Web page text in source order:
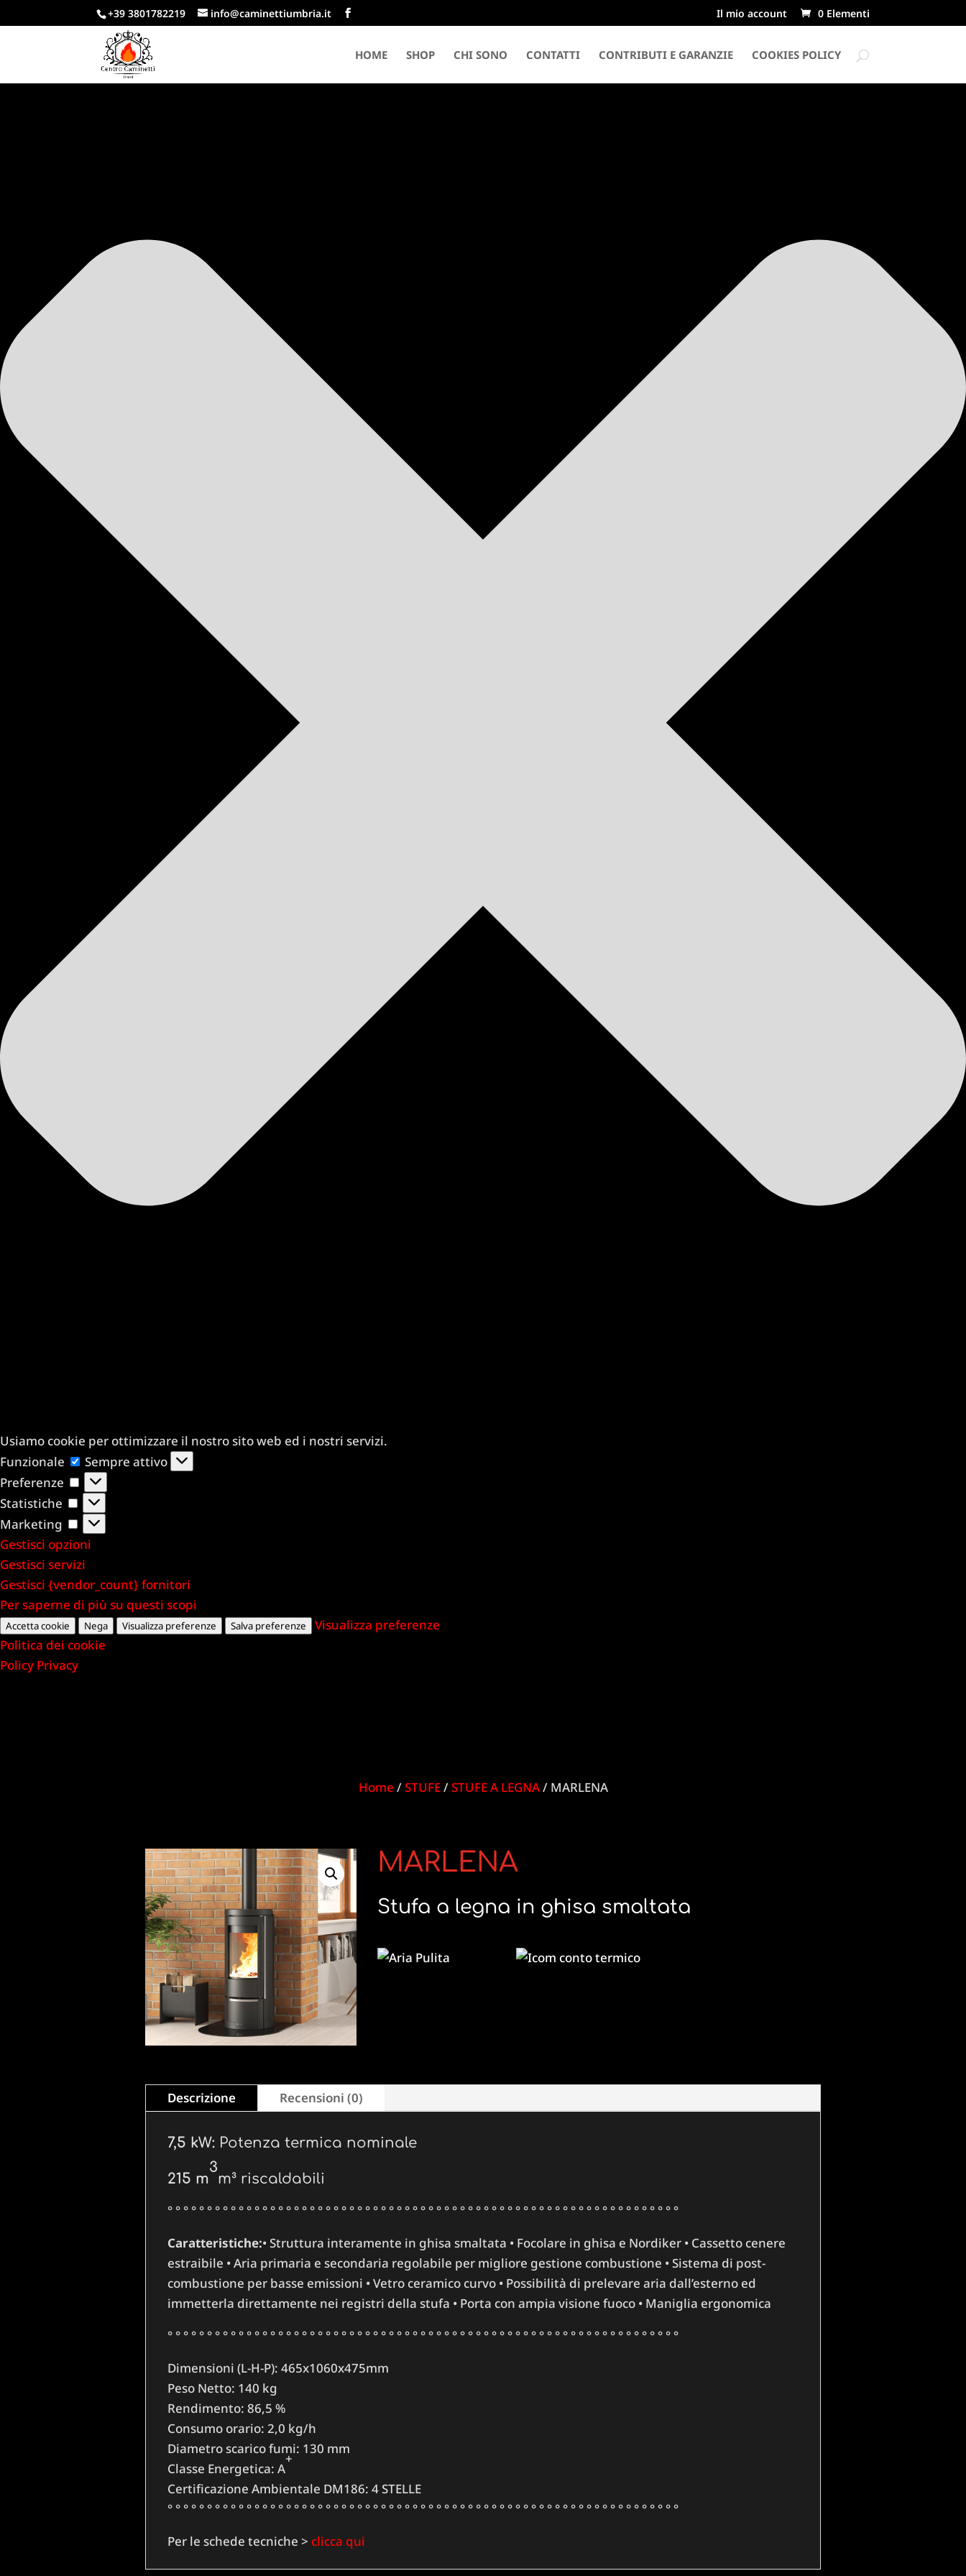
Gestisci Consenso Cookie
Usiamo cookie per ottimizzare il nostro sito web ed i nostri servizi.
Funzionale
Funzionale
Sempre attivo
Preferenze
Preferenze
Statistiche
Statistiche
Marketing
Marketing
Gestisci opzioni
Gestisci servizi
Gestisci {vendor_count} fornitori
Per saperne di più su questi scopi
Accetta cookie Nega Visualizza preferenze Salva preferenze
Visualizza preferenze
Politica dei cookie
Policy Privacy
+39 3801782219 info@caminettiumbria.it Il mio account 0 Elementi
HOME SHOP CHI SONO CONTATTI CONTRIBUTI E GARANZIE COOKIES POLICY
Home /STUFE/STUFE A LEGNA/ MARLENA
MARLENA
Stufa a legna in ghisa smaltata
Descrizione Recensioni (0)
7,5 kW: Potenza termica nominale
215 m
3
m³ riscaldabili
° ° ° ° ° ° ° ° ° ° ° ° ° ° ° ° ° ° ° ° ° ° ° ° ° ° ° ° ° ° ° ° ° ° ° ° ° ° ° ° ° ° ° ° ° ° ° ° ° ° ° ° ° ° ° ° ° ° ° ° ° ° ° ° °
Caratteristiche:• Struttura interamente in ghisa smaltata • Focolare in ghisa e Nordiker • Cassetto cenere
estraibile • Aria primaria e secondaria regolabile per migliore gestione combustione • Sistema di post-
combustione per basse emissioni • Vetro ceramico curvo • Possibilità di prelevare aria dall’esterno ed
immetterla direttamente nei registri della stufa • Porta con ampia visione fuoco • Maniglia ergonomica
° ° ° ° ° ° ° ° ° ° ° ° ° ° ° ° ° ° ° ° ° ° ° ° ° ° ° ° ° ° ° ° ° ° ° ° ° ° ° ° ° ° ° ° ° ° ° ° ° ° ° ° ° ° ° ° ° ° ° ° ° ° ° ° °
Dimensioni (L-H-P): 465x1060x475mm
Peso Netto: 140 kg
Rendimento: 86,5 %
Consumo orario: 2,0 kg/h
Diametro scarico fumi: 130 mm
Classe Energetica: A
+
Certificazione Ambientale DM186: 4 STELLE
° ° ° ° ° ° ° ° ° ° ° ° ° ° ° ° ° ° ° ° ° ° ° ° ° ° ° ° ° ° ° ° ° ° ° ° ° ° ° ° ° ° ° ° ° ° ° ° ° ° ° ° ° ° ° ° ° ° ° ° ° ° ° ° °
Per le schede tecniche > clicca qui